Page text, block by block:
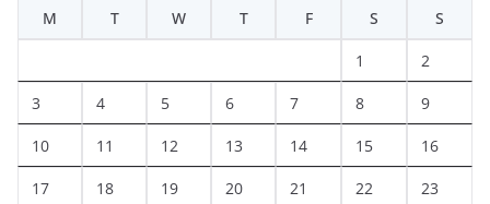
M
T W T F S S
1 2
3 4 5 6 7 8 9
10 11 12 13 14 15 16
17 18 19 20 21 22 23